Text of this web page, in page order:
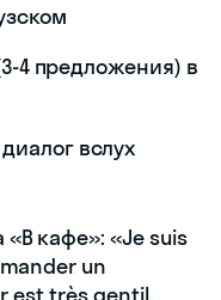
4 предложения) в
вслух
кафе»: «Je suis
un
est très gentil.